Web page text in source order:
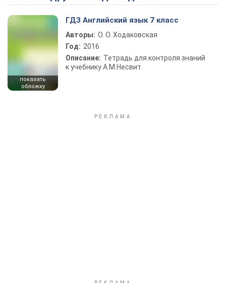
показать
обложку
ГДЗ Английский язык 7 класс
Авторы: О. О. Ходаковская
Год: 2016
Описание: Тетрадь для контроля знаний
к учебнику А.М.Несвит